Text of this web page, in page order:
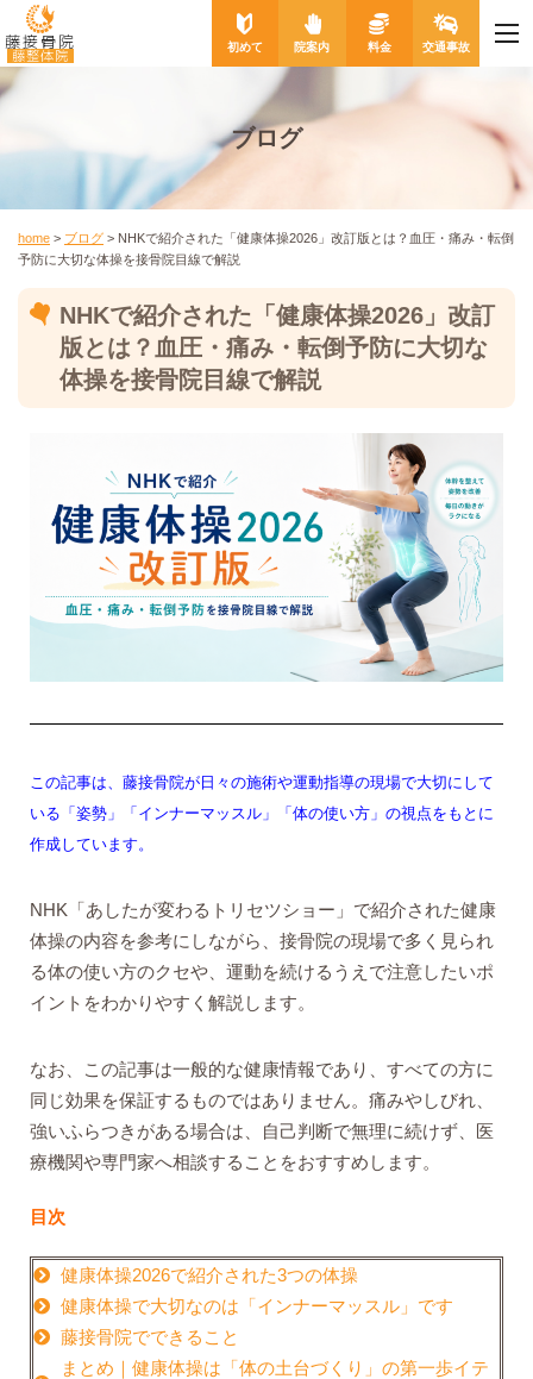
藤接骨院
藤整体院 初めて 院案内 料金 交通事故
ブログ
home > ブログ > NHKで紹介された「健康体操2026」改訂版とは？血圧・痛み・転倒
予防に大切な体操を接骨院目線で解説
NHKで紹介された「健康体操2026」改訂
版とは？血圧・痛み・転倒予防に大切な
体操を接骨院目線で解説
この記事は、藤接骨院が日々の施術や運動指導の現場で大切にして
いる「姿勢」「インナーマッスル」「体の使い方」の視点をもとに
作成しています。
NHK「あしたが変わるトリセツショー」で紹介された健康
体操の内容を参考にしながら、接骨院の現場で多く見られ
る体の使い方のクセや、運動を続けるうえで注意したいポ
イントをわかりやすく解説します。
なお、この記事は一般的な健康情報であり、すべての方に
同じ効果を保証するものではありません。痛みやしびれ、
強いふらつきがある場合は、自己判断で無理に続けず、医
療機関や専門家へ相談することをおすすめします。
目次
健康体操2026で紹介された3つの体操
健康体操で大切なのは「インナーマッスル」です
藤接骨院でできること
まとめ｜健康体操は「体の土台づくり」の第一歩イテ